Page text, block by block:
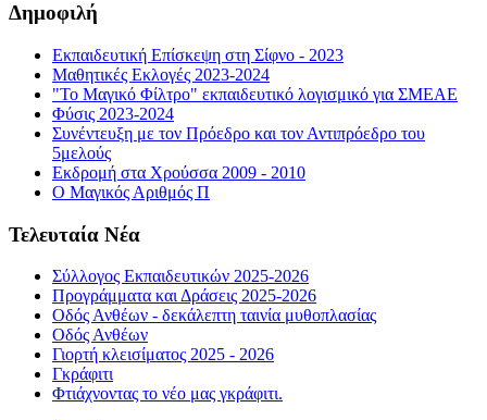
Δημοφιλή
Εκπαιδευτική Επίσκεψη στη Σίφνο - 2023
Μαθητικές Εκλογές 2023-2024
"Το Μαγικό Φίλτρο" εκπαιδευτικό λογισμικό για ΣΜΕΑΕ
Φύσις 2023-2024
Συνέντευξη με τον Πρόεδρο και τον Αντιπρόεδρο του
5μελούς
Εκδρομή στα Χρούσσα 2009 - 2010
Ο Μαγικός Αριθμός Π
Τελευταία Νέα
Σύλλογος Εκπαιδευτικών 2025-2026
Προγράμματα και Δράσεις 2025-2026
Οδός Ανθέων - δεκάλεπτη ταινία μυθοπλασίας
Οδός Ανθέων
Γιορτή κλεισίματος 2025 - 2026
Γκράφιτι
Φτιάχνοντας το νέο μας γκράφιτι.